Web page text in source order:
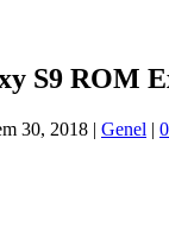
S9 ROM
30, 2018 | Genel | 0